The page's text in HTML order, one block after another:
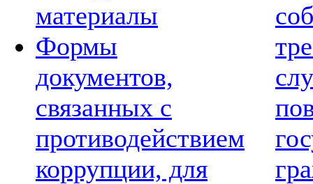
материалы
Формы
документов,
связанных с
противодействием
коррупции, для